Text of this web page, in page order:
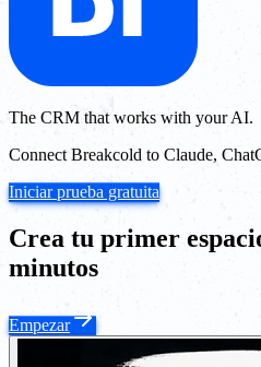
The CRM that works with your AI.
Connect Breakcold to Claude,
Iniciar prueba gratuita
Crea tu primer
minutos
Empezar